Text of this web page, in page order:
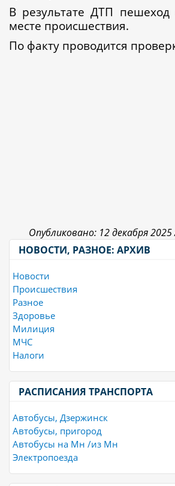
В результате ДТП пешеход
месте происшествия.
По факту проводится
Опубликовано: 12 декабря
НОВОСТИ, РАЗНОЕ: АРХИВ
Новости
Происшествия
Разное
Здоровье
Милиция
МЧС
Налоги
РАСПИСАНИЯ ТРАНСПОРТА
Автобусы, Дзержинск
Автобусы, пригород
Автобусы на Мн /из Мн
Электропоезда